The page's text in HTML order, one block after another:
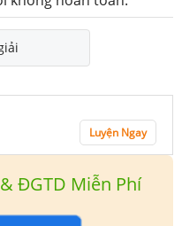
Luyện Ngay
ĐGTD Miễn Phí